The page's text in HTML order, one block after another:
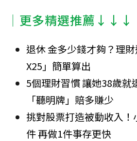
│更多精選推薦↓↓↓
退休 金多少錢才夠？理
X25」簡單算出
5個理財習慣 讓她38歲就
「聽明牌」賠多賺少
挑對股票打造被動收入
件 再做1件事存更快